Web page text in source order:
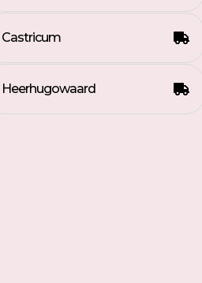
Castricum
Heerhugowaard